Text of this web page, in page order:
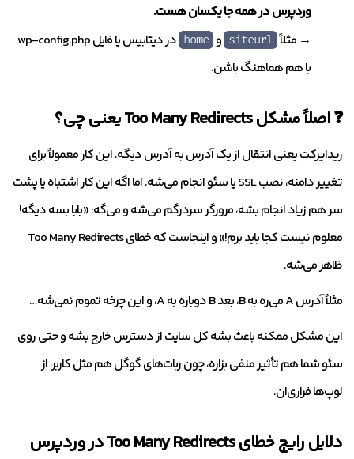
وردپرس در همه جا یکسان هست.
→ مثلاً siteurl و home
در دیتابیس یا فایل wp-config.php
با هم هماهنگ باشن.
❓ اصلاً مشکل Too Many Redirects یعنی چی؟
ریدایرکت یعنی انتقال از یک آدرس به آدرس دیگه. این کار معمولاً برای
تغییر دامنه، نصب SSL یا سئو انجام می‌شه. اما اگه این کار اشتباه یا پشت
سر هم زیاد انجام بشه، مرورگر سردرگم می‌شه و می‌گه: «بابا بسه دیگه!
معلوم نیست کجا باید برم!» و اینجاست که خطای Too Many Redirects
ظاهر می‌شه.
مثلاً آدرس A می‌ره به B، بعد B دوباره به A، و این چرخه تموم نمی‌شه…
این مشکل ممکنه باعث بشه کل سایت از دسترس خارج بشه و حتی روی
سئو شما هم تأثیر منفی بزاره، چون ربات‌های گوگل هم مثل کاربر، از
لوپ‌ها فراری‌ان.
دلایل رایج خطای Too Many Redirects در وردپرس